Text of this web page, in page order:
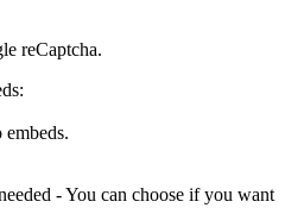
reCaptcha.
- You can choose if you want